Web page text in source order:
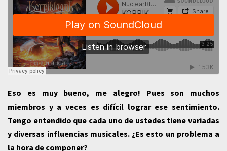
Eso es muy bueno, me alegro! Pues son muchos
miembros y a veces es difícil lograr ese sentimiento.
Tengo entendido que cada uno de ustedes tiene variadas
y diversas influencias musicales. ¿Es esto un problema a
la hora de componer?